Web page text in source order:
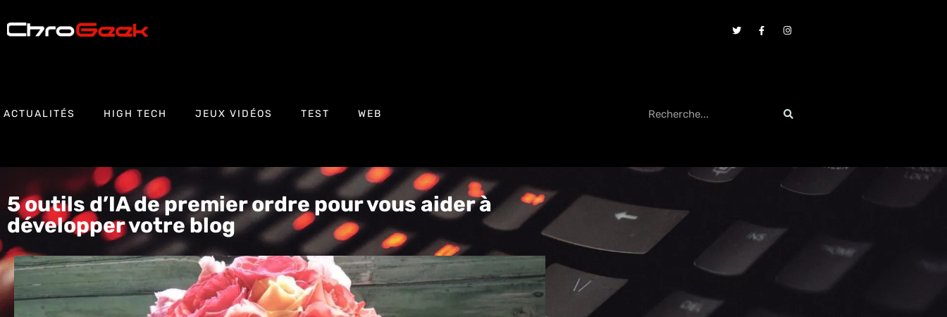
ACTUALITÉS HIGH TECH JEUX VIDÉOS TEST WEB
5 outils d’IA de premier ordre pour vous aider à
développer votre blog